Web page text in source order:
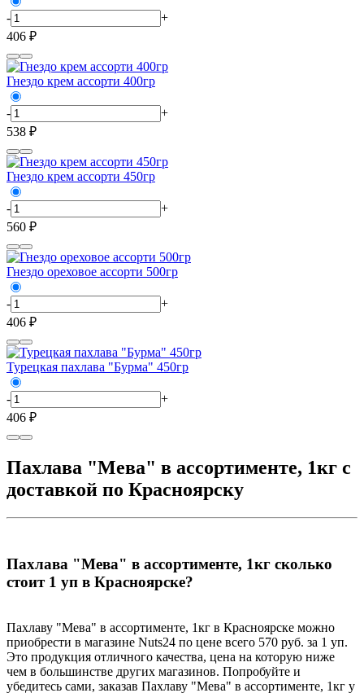
-
+
406 ₽
Гнездо крем ассорти 400гр
-
+
538 ₽
Гнездо крем ассорти 450гр
-
+
560 ₽
Гнездо ореховое ассорти 500гр
-
+
406 ₽
Турецкая пахлава "Бурма" 450гр
-
+
406 ₽
Пахлава "Мева" в ассортименте, 1кг с
доставкой по Красноярску
Пахлава "Мева" в ассортименте, 1кг сколько
стоит 1 уп в Красноярске?
Пахлаву "Мева" в ассортименте, 1кг в Красноярске можно
приобрести в магазине Nuts24 по цене всего 570 руб. за 1 уп.
Это продукция отличного качества, цена на которую ниже
чем в большинстве других магазинов. Попробуйте и
убедитесь сами, заказав Пахлаву "Мева" в ассортименте, 1кг у